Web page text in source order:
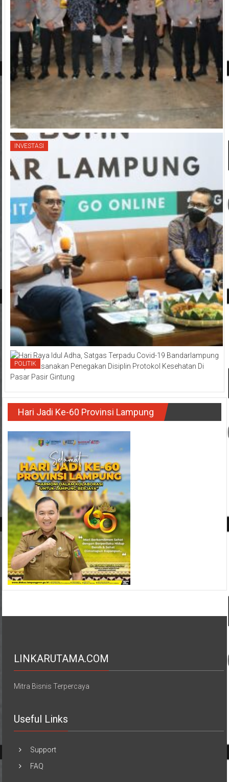
INVESTASI
POLITIK
Hari Jadi Ke-60 Provinsi Lampung
LINKARUTAMA.COM
Mitra Bisnis Terpercaya
Useful Links
Support
FAQ